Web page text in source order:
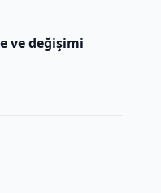
ve değişimi